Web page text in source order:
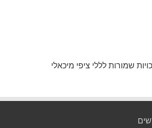
שמורות לללי ציפי מיכאלי